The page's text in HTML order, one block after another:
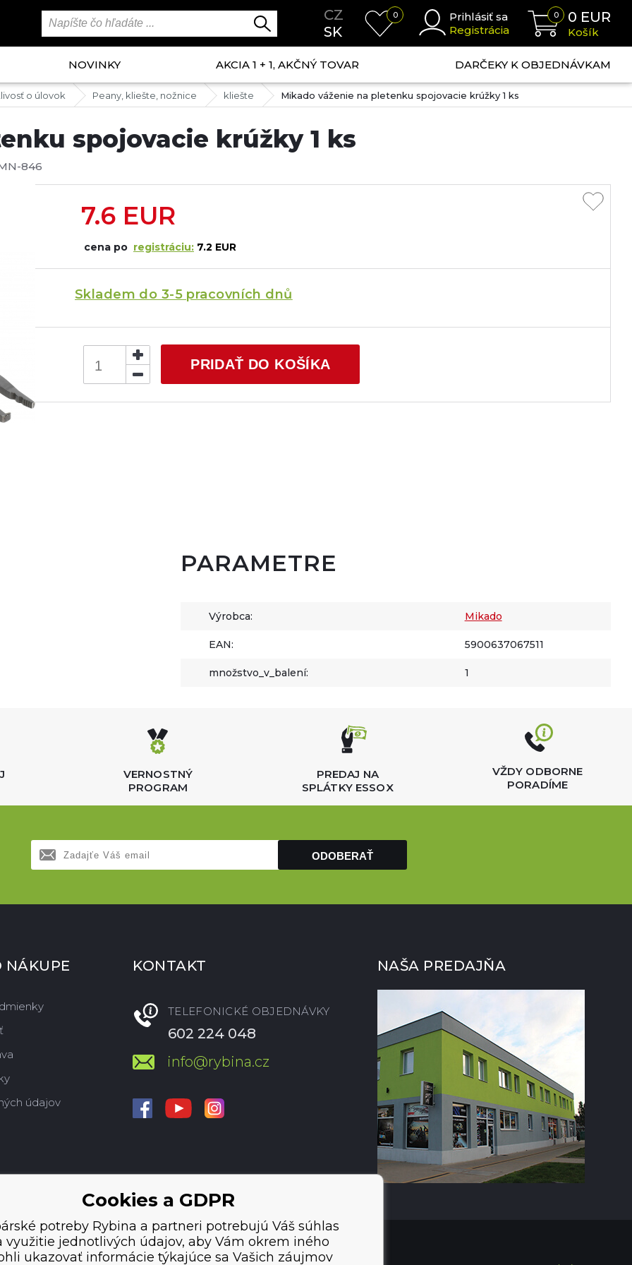
CZ
SK
0
Prihlásiť sa
Registrácia
0 0 EUR
Košík
NOVINKY AKCIA 1 + 1, AKČNÝ TOVAR DARČEKY K OBJEDNÁVKAM
o úlovok Peany, kliešte, nožnice kliešte Mikado váženie na pletenku spojovacie krúžky 1 ks
spojovacie krúžky 1 ks
846
7.6 EUR
cena po registráciu: 7.2 EUR
Skladem do 3-5 pracovních dnů
PRIDAŤ DO KOŠÍKA
PARAMETRE
Výrobca: Mikado
EAN: 5900637067511
množstvo_v_balení: 1
VERNOSTNÝ
PROGRAM
PREDAJ NA
SPLÁTKY ESSOX
VŽDY ODBORNE
PORADÍME
ODOBERAŤ
NÁKUPE
údajov
KONTAKT
TELEFONICKÉ OBJEDNÁVKY
602 224 048
info@rybina.cz
NAŠA PREDAJŇA
Cookies a GDPR
potreby Rybina a partneri potrebujú Váš súhlas
využitie jednotlivých údajov, aby Vám okrem iného
ukazovať informácie týkajúce sa Vašich záujmov